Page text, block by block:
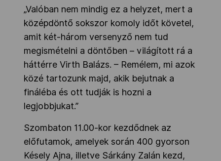
„Valóban nem mindig ez a helyzet, mert a
középdöntő sokszor komoly időt követel,
amit két-három versenyző nem tud
megismételni a döntőben – világított rá a
háttérre Virth Balázs. – Remélem, mi azok
közé tartozunk majd, akik bejutnak a
fináléba és ott tudják is hozni a
legjobbjukat.”
Szombaton 11.00-kor kezdődnek az
előfutamok, amelyek során 400 gyorson
Késely Ajna, illetve Sárkány Zalán kezd,